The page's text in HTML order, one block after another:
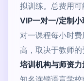
拟训练。总费用
VIP一对一/定制小
对一课程每小时
高，取决于教师的
培训机构与师资力
知名连锁语言学